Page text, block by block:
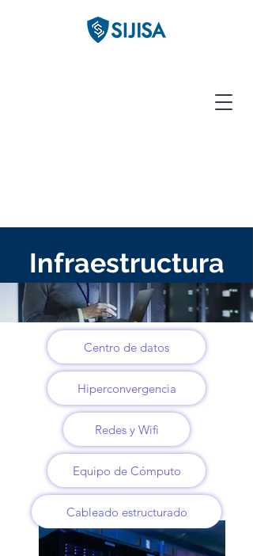
Infraestructura
Centro de datos
Hiperconvergencia
Redes y Wifi
Equipo de Cómputo
Cableado estructurado